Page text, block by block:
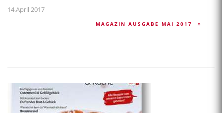
14.April 2017
MAGAZIN AUSGABE MAI 2017